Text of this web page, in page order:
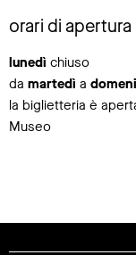
orari di apertura
lunedì chiuso
da martedì a
la biglietteria è
Museo